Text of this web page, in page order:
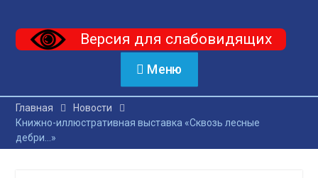
Версия для слабовидящих
Меню
Главная
Новости
Книжно-иллюстративная выставка «Сквозь лесные
дебри…»